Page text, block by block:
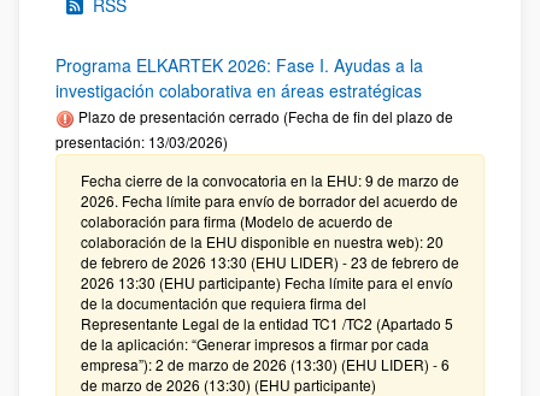
RSS
Programa ELKARTEK 2026: Fase I. Ayudas a la
investigación colaborativa en áreas estratégicas
Plazo de presentación cerrado (Fecha de fin del plazo de
presentación: 13/03/2026)
Fecha cierre de la convocatoria en la EHU: 9 de marzo de
2026. Fecha límite para envío de borrador del acuerdo de
colaboración para firma (Modelo de acuerdo de
colaboración de la EHU disponible en nuestra web): 20
de febrero de 2026 13:30 (EHU LIDER) - 23 de febrero de
2026 13:30 (EHU participante) Fecha límite para el envío
de la documentación que requiera firma del
Representante Legal de la entidad TC1 /TC2 (Apartado 5
de la aplicación: “Generar impresos a firmar por cada
empresa”): 2 de marzo de 2026 (13:30) (EHU LIDER) - 6
de marzo de 2026 (13:30) (EHU participante)